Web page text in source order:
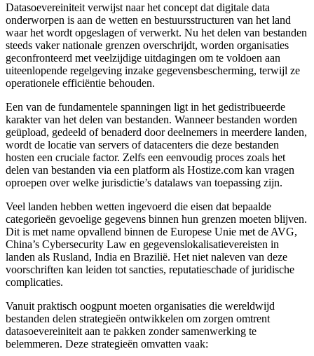
Datasoevereiniteit verwijst naar het concept dat digitale data
onderworpen is aan de wetten en bestuursstructuren van het land
waar het wordt opgeslagen of verwerkt. Nu het delen van bestanden
steeds vaker nationale grenzen overschrijdt, worden organisaties
geconfronteerd met veelzijdige uitdagingen om te voldoen aan
uiteenlopende regelgeving inzake gegevensbescherming, terwijl ze
operationele efficiëntie behouden.
Een van de fundamentele spanningen ligt in het gedistribueerde
karakter van het delen van bestanden. Wanneer bestanden worden
geüpload, gedeeld of benaderd door deelnemers in meerdere landen,
wordt de locatie van servers of datacenters die deze bestanden
hosten een cruciale factor. Zelfs een eenvoudig proces zoals het
delen van bestanden via een platform als Hostize.com kan vragen
oproepen over welke jurisdictie’s datalaws van toepassing zijn.
Veel landen hebben wetten ingevoerd die eisen dat bepaalde
categorieën gevoelige gegevens binnen hun grenzen moeten blijven.
Dit is met name opvallend binnen de Europese Unie met de AVG,
China’s Cybersecurity Law en gegevenslokalisatievereisten in
landen als Rusland, India en Brazilië. Het niet naleven van deze
voorschriften kan leiden tot sancties, reputatieschade of juridische
complicaties.
Vanuit praktisch oogpunt moeten organisaties die wereldwijd
bestanden delen strategieën ontwikkelen om zorgen omtrent
datasoevereiniteit aan te pakken zonder samenwerking te
belemmeren. Deze strategieën omvatten vaak: